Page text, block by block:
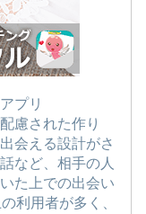
プリ
慮された作り
会える設計がさ
など、相手の人
た上での出会い
利用者が多く、